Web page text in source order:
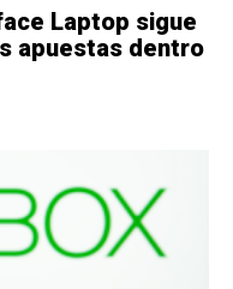
Laptop sigue
apuestas dentro